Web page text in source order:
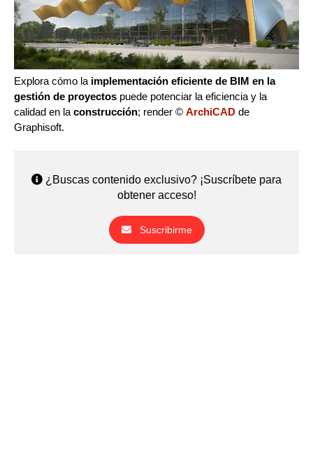
Explora cómo la implementación eficiente de BIM en la
gestión de proyectos puede potenciar la eficiencia y la
calidad en la construcción; render © ArchiCAD de
Graphisoft.
¿Buscas contenido exclusivo? ¡Suscríbete para
obtener acceso!
Suscribirme